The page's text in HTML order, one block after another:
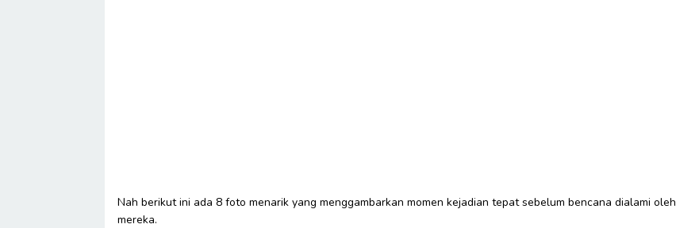
Nah berikut ini ada 8 foto menarik yang menggambarkan momen kejadian tepat sebelum bencana dialami oleh
mereka.